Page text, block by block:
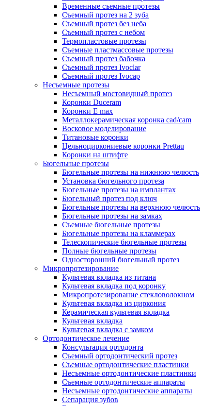
Временные съемные протезы
Съемный протез на 2 зуба
Съемный протез без неба
Съемный протез с небом
Термопластовые протезы
Съемные пластмассовые протезы
Съемный протез бабочка
Съемный протез Ivoclar
Съемный протез Ivocap
Несъемные протезы
Несъемный мостовидный протез
Коронки Duceram
Коронки E max
Металлокерамическая коронка cad/cam
Восковое моделирование
Титановые коронки
Цельноциркониевые коронки Prettau
Коронки на штифте
Бюгельные протезы
Бюгельные протезы на нижнюю челюсть
Установка бюгельного протеза
Бюгельные протезы на имплантах
Бюгельный протез под ключ
Бюгельные протезы на верхнюю челюсть
Бюгельные протезы на замках
Съемные бюгельные протезы
Бюгельные протезы на кламмерах
Телескопические бюгельные протезы
Полные бюгельные протезы
Односторонний бюгельный протез
Микропротезирование
Культевая вкладка из титана
Культевая вкладка под коронку
Микропротезирование стекловолокном
Культевая вкладка из циркония
Керамическая культевая вкладка
Культевая вкладка
Культевая вкладка с замком
Ортодонтическое лечение
Консультация ортодонта
Съемный ортодонтический протез
Съемные ортодонтические пластинки
Несъемные ортодонтические пластинки
Съемные ортодонтические аппараты
Несъемные ортодонтические аппараты
Сепарация зубов